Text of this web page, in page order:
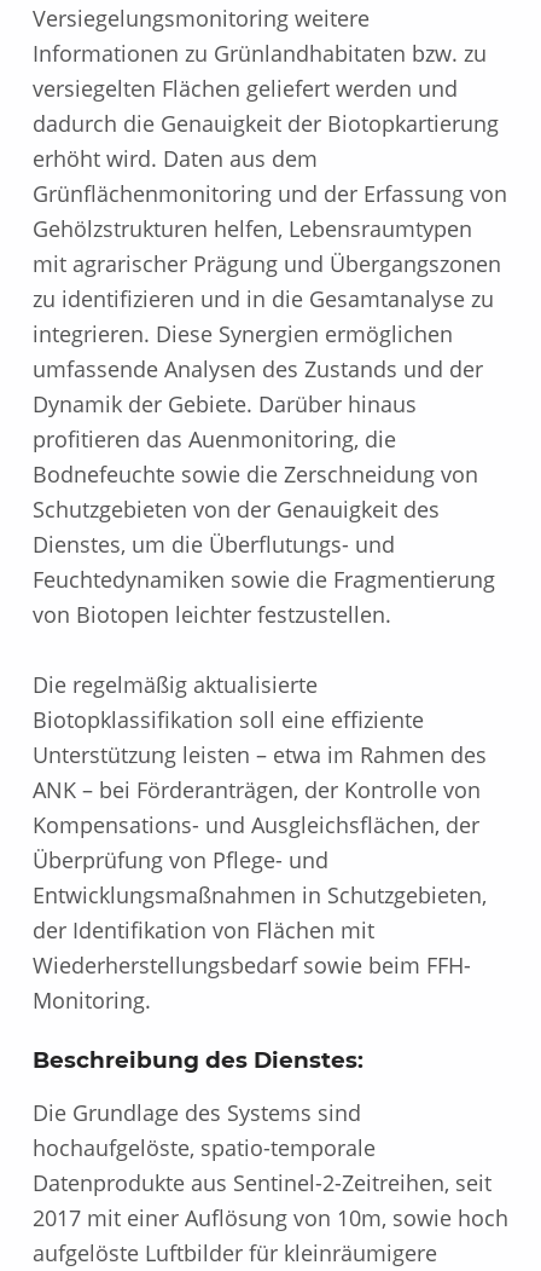
Versiegelungsmonitoring weitere
Informationen zu Grünlandhabitaten bzw. zu
versiegelten Flächen geliefert werden und
dadurch die Genauigkeit der Biotopkartierung
erhöht wird. Daten aus dem
Grünflächenmonitoring und der Erfassung von
Gehölzstrukturen helfen, Lebensraumtypen
mit agrarischer Prägung und Übergangszonen
zu identifizieren und in die Gesamtanalyse zu
integrieren. Diese Synergien ermöglichen
umfassende Analysen des Zustands und der
Dynamik der Gebiete. Darüber hinaus
profitieren das Auenmonitoring, die
Bodnefeuchte sowie die Zerschneidung von
Schutzgebieten von der Genauigkeit des
Dienstes, um die Überflutungs- und
Feuchtedynamiken sowie die Fragmentierung
von Biotopen leichter festzustellen.
Die regelmäßig aktualisierte
Biotopklassifikation soll eine effiziente
Unterstützung leisten – etwa im Rahmen des
ANK – bei Förderanträgen, der Kontrolle von
Kompensations- und Ausgleichsflächen, der
Überprüfung von Pflege- und
Entwicklungsmaßnahmen in Schutzgebieten,
der Identifikation von Flächen mit
Wiederherstellungsbedarf sowie beim FFH-
Monitoring.
Beschreibung des Dienstes:
Die Grundlage des Systems sind
hochaufgelöste, spatio-temporale
Datenprodukte aus Sentinel-2-Zeitreihen, seit
2017 mit einer Auflösung von 10m, sowie hoch
aufgelöste Luftbilder für kleinräumigere